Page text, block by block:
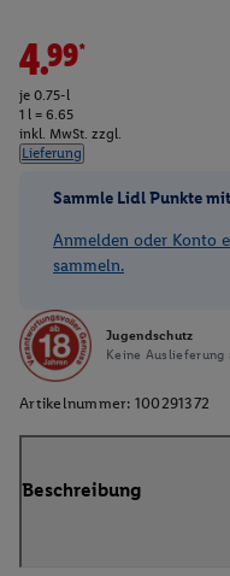
4.99*
je 0.75-l
1 l = 6.65
inkl. MwSt. zzgl.
Lieferung
Sammle Lidl Punkte
Anmelden oder Konto
sammeln.
Jugendschutz
Keine Auslieferung
Artikelnummer: 100291372
Beschreibung